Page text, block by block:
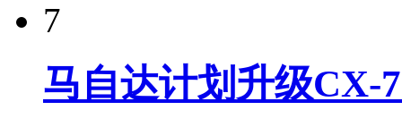
7
马自达计划升级CX-